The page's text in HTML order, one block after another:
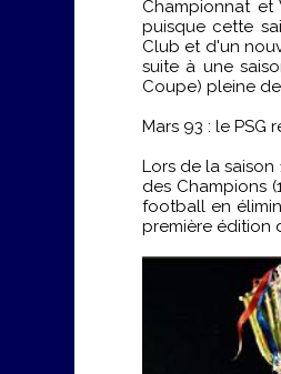
Championnat
puisque cette
Club et d'un
suite à une
Coupe) pleine
Mars 93 : le PSG
Lors de la
des Champions
football en
première édition